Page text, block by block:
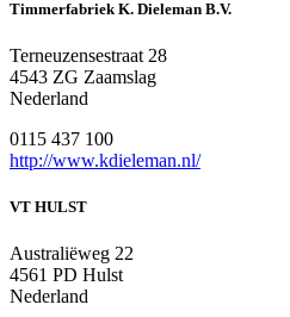
Timmerfabriek K. Dieleman B.V.
Terneuzensestraat 28
4543 ZG Zaamslag
Nederland
0115 437 100
http://www.kdieleman.nl/
VT HULST
Australiëweg 22
4561 PD Hulst
Nederland